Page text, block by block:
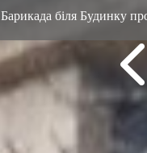
Барикада біля Будинку